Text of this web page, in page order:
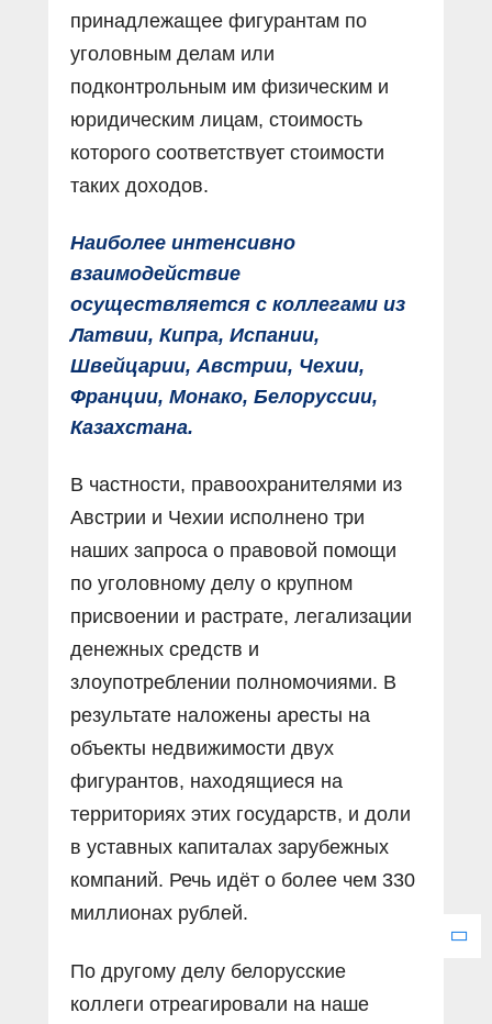
принадлежащее фигурантам по
уголовным делам или
подконтрольным им физическим и
юридическим лицам, стоимость
которого соответствует стоимости
таких доходов.
Наиболее интенсивно
взаимодействие
осуществляется с коллегами из
Латвии, Кипра, Испании,
Швейцарии, Австрии, Чехии,
Франции, Монако, Белоруссии,
Казахстана.
В частности, правоохранителями из
Австрии и Чехии исполнено три
наших запроса о правовой помощи
по уголовному делу о крупном
присвоении и растрате, легализации
денежных средств и
злоупотреблении полномочиями. В
результате наложены аресты на
объекты недвижимости двух
фигурантов, находящиеся на
территориях этих государств, и доли
в уставных капиталах зарубежных
компаний. Речь идёт о более чем 330
миллионах рублей.
По другому делу белорусские
коллеги отреагировали на наше